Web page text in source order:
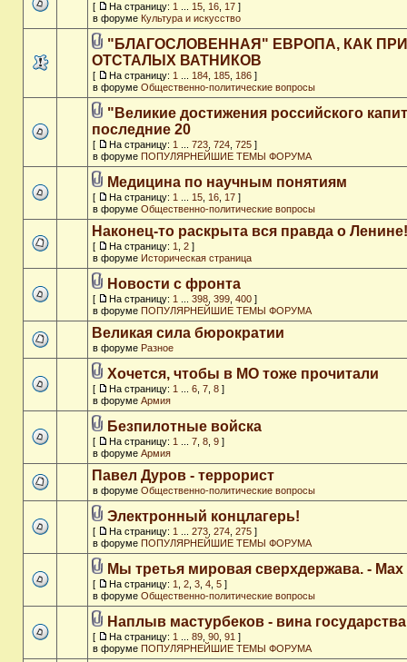
[ На страницу: 1 15 16 17 ]
в форуме Культура и искусство
"БЛАГОСЛОВЕННАЯ" ЕВРОПА, КАК
ОТСТАЛЫХ ВАТНИКОВ
[ На страницу: 1 184 185 186 ]
в форуме Общественно-политические вопросы
"Великие достижения российского
последние 20
[ На страницу: 1 723 724 725 ]
в форуме ПОПУЛЯРНЕЙШИЕ ТЕМЫ ФОРУМА
Медицина по научным понятиям
[ На страницу: 1 15 16 17 ]
в форуме Общественно-политические вопросы
Наконец-то раскрыта вся правда о Ленине!
[ На страницу: 1 2 ]
в форуме Историческая страница
Новости с фронта
[ На страницу: 1 398 399 400 ]
в форуме ПОПУЛЯРНЕЙШИЕ ТЕМЫ ФОРУМА
Великая сила бюрократии
в форуме Разное
Хочется, чтобы в МО тоже прочитали
[ На страницу: 1 6 7 8 ]
в форуме Армия
Безпилотные войска
[ На страницу: 1 7 8 9 ]
в форуме Армия
Павел Дуров - террорист
в форуме Общественно-политические вопросы
Электронный концлагерь!
[ На страницу: 1 273 274 275 ]
в форуме ПОПУЛЯРНЕЙШИЕ ТЕМЫ ФОРУМА
Мы третья мировая сверхдержава. - Max
[ На страницу: 1 2 3 4 5 ]
в форуме Общественно-политические вопросы
Наплыв мастурбеков - вина государства
[ На страницу: 1 89 90 91 ]
в форуме ПОПУЛЯРНЕЙШИЕ ТЕМЫ ФОРУМА